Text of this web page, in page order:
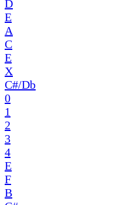
D
E
A
C
E
X
C#/Db
0
1
2
3
4
E
F
B